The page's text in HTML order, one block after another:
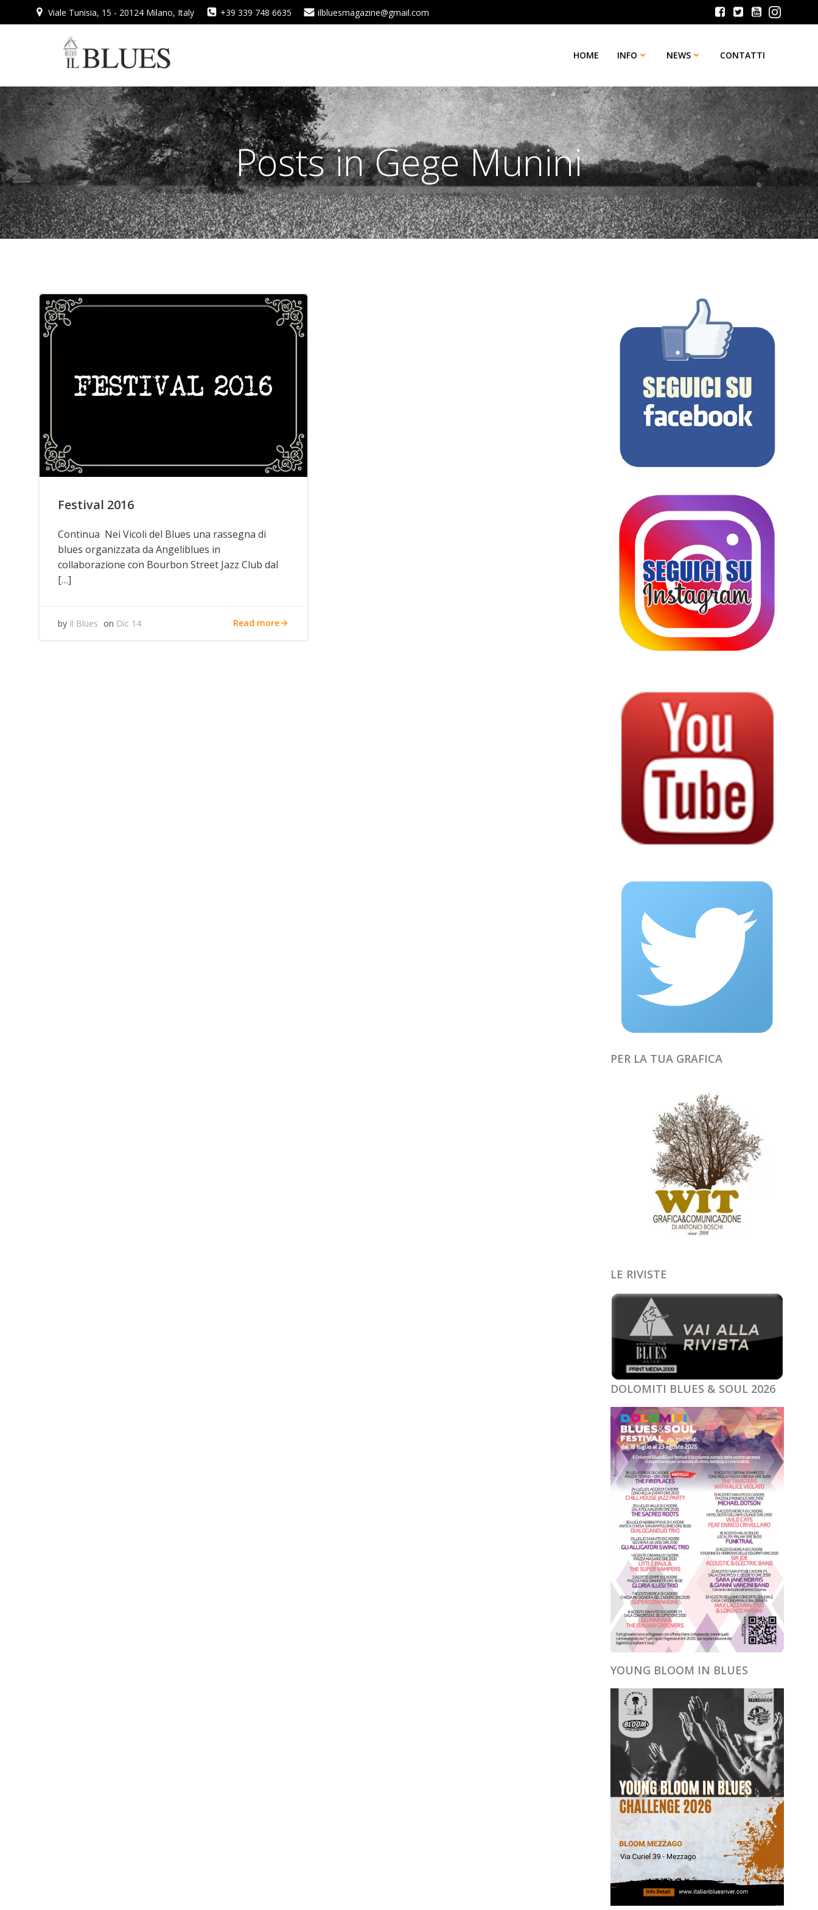
al
Viale Tunisia, 15 - 20124 Milano, Italy +39 339 748 6635 ilbluesmagazine@gmail.com
HOME INFO NEWS CONTATTI
Posts in Gege Munini
Festival 2016
Continua Nei Vicoli del Blues una rassegna di
blues organizzata da Angeliblues in
collaborazione con Bourbon Street Jazz Club dal
[…]
by Il Blues on Dic 14 Read more
PER LA TUA GRAFICA
LE RIVISTE
DOLOMITI BLUES & SOUL 2026
YOUNG BLOOM IN BLUES